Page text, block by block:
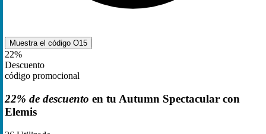
Muestra el código O15
22%
Descuento
código promocional
22% de descuento en tu Autumn Spectacular con
Elemis